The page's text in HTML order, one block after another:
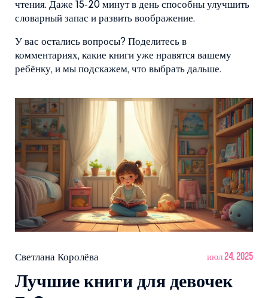
чтения. Даже 15‑20 минут в день способны улучшить
словарный запас и развить воображение.
У вас остались вопросы? Поделитесь в
комментариях, какие книги уже нравятся вашему
ребёнку, и мы подскажем, что выбрать дальше.
Светлана Королёва июл 24, 2025
Лучшие книги для девочек